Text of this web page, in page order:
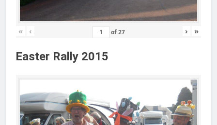
« ‹ of27 › »
Easter Rally 2015